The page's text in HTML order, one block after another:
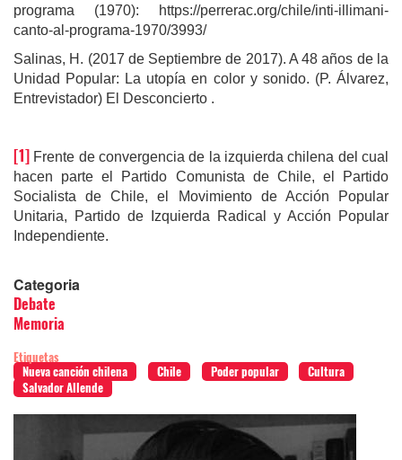
programa (1970): https://perrerac.org/chile/inti-illimani-
canto-al-programa-1970/3993/
Salinas, H. (2017 de Septiembre de 2017). A 48 años de la
Unidad Popular: La utopía en color y sonido. (P. Álvarez,
Entrevistador) El Desconcierto .
[1] Frente de convergencia de la izquierda chilena del cual
hacen parte el Partido Comunista de Chile, el Partido
Socialista de Chile, el Movimiento de Acción Popular
Unitaria, Partido de Izquierda Radical y Acción Popular
Independiente.
Categoria
Debate
Memoria
Etiquetas
Nueva canción chilena
Chile Poder popular
Cultura
Salvador Allende